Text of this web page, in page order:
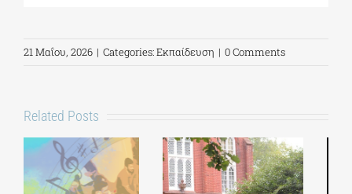
21 Μαΐου, 2026 | Categories:Εκπαίδευση | 0 Comments
Related Posts